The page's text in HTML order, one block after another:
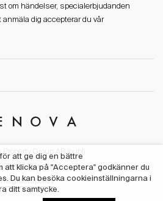
om händelser, specialerbjudanden
anmäla dig accepterar du vår
Genova
Group
Property Group AB (publ)
Rights Reserved
att ge dig en bättre
att klicka på "Acceptera" godkänner du
Du kan besöka cookieinställningarna i
ditt samtycke.